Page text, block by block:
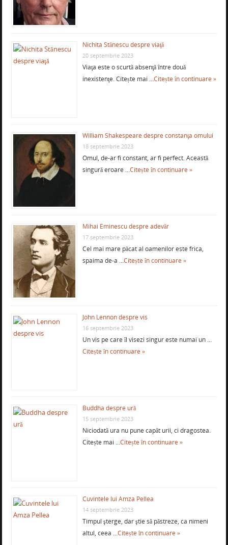
Nichita Stănescu despre viaţă
20 septembrie 2023
Viaţa este o scurtă absenţă între două
inexistenţe. Citește mai …Citește în continuare »
William Shakespeare despre constanţa omului
18 septembrie 2023
Omul, de-ar fi constant, ar fi perfect. Această
singură eroare …Citește în continuare »
Mihai Eminescu despre adevăr
17 septembrie 2023
Cel mai mare păcat al oamenilor este frica,
spaima de-a …Citește în continuare »
John Lennon despre vis
16 septembrie 2023
Un vis pe care îl visezi singur este numai un …
Citește în continuare »
Buddha despre ură
15 septembrie 2023
Niciodată ura nu pune capăt urii, ci dragostea.
Citește mai …Citește în continuare »
Cuvintele lui Amza Pellea
14 septembrie 2023
Timpul şterge, dar ştie să păstreze, ca nimeni
altul, ceea …Citește în continuare »